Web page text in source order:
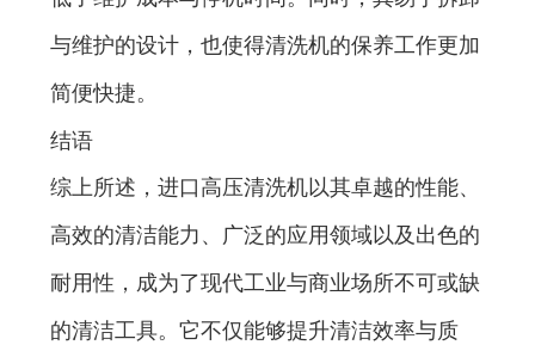
与维护的设计，也使得清洗机的保养工作更加
简便快捷。
结语
综上所述，进口高压清洗机以其卓越的性能、
高效的清洁能力、广泛的应用领域以及出色的
耐用性，成为了现代工业与商业场所不可或缺
的清洁工具。它不仅能够提升清洁效率与质